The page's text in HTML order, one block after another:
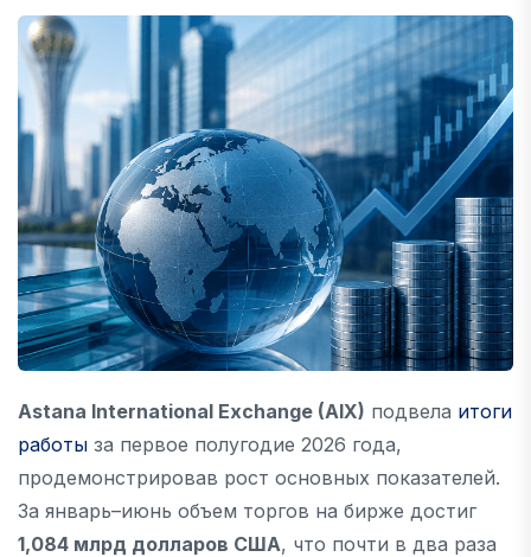
Astana International Exchange (AIX) подвела итоги
работы за первое полугодие 2026 года,
продемонстрировав рост основных показателей.
За январь–июнь объем торгов на бирже достиг
1,084 млрд долларов США, что почти в два раза